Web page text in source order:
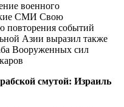
военного
СМИ Свою
повторения событий
Азии выразил также
Вооруженных сил
смутой: Израиль